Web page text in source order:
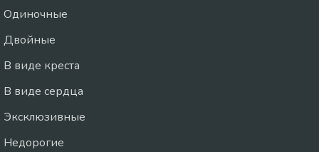
Одиночные
Двойные
В виде креста
В виде сердца
Эксклюзивные
Недорогие